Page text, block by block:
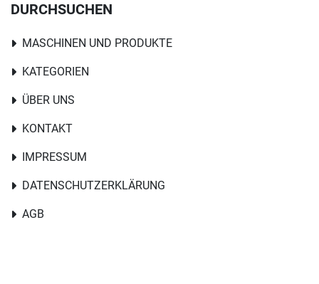
DURCHSUCHEN
MASCHINEN UND PRODUKTE
KATEGORIEN
ÜBER UNS
KONTAKT
IMPRESSUM
DATENSCHUTZERKLÄRUNG
AGB